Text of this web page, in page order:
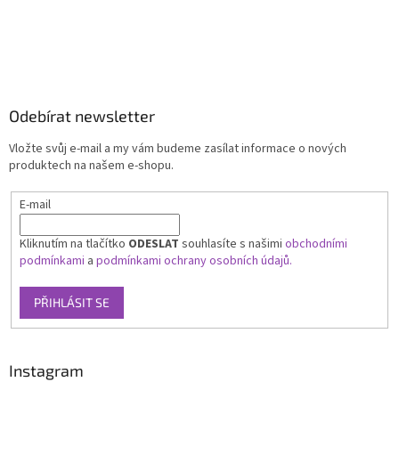
Odebírat newsletter
Vložte svůj e-mail a my vám budeme zasílat informace o nových
produktech na našem e-shopu.
E-mail
Kliknutím na tlačítko ODESLAT souhlasíte s našimi obchodními
podmínkami a podmínkami ochrany osobních údajů.
PŘIHLÁSIT SE
Instagram